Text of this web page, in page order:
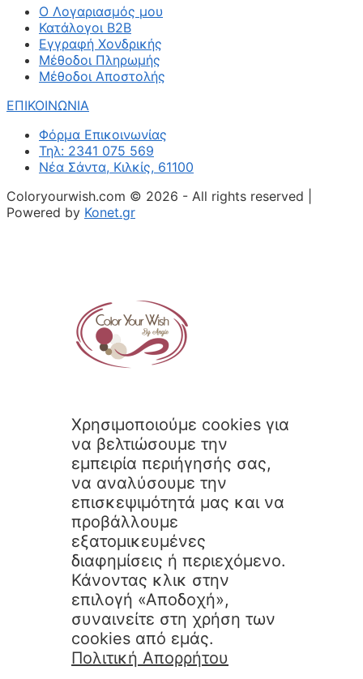
Ο Λογαριασμός μου
Κατάλογοι B2B
Εγγραφή Χονδρικής
Μέθοδοι Πληρωμής
Μέθοδοι Αποστολής
ΕΠΙΚΟΙΝΩΝΙΑ
Φόρμα Επικοινωνίας
Τηλ: 2341 075 569
Νέα Σάντα, Κιλκίς, 61100
Coloryourwish.com © 2026 - All rights reserved |
Powered by Konet.gr
Χρησιμοποιούμε cookies για
να βελτιώσουμε την
εμπειρία περιήγησής σας,
να αναλύσουμε την
επισκεψιμότητά μας και να
προβάλλουμε
εξατομικευμένες
διαφημίσεις ή περιεχόμενο.
Κάνοντας κλικ στην
επιλογή «Αποδοχή»,
συναινείτε στη χρήση των
cookies από εμάς.
Πολιτική Απορρήτου